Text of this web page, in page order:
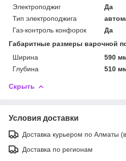
Электроподжиг
Да
Тип электроподжига
Газ-контроль конфорок
Да
Габаритные размеры варочной
Ширина
590
Глубина
510
Скрыть
Условия доставки
Доставка курьером по Алматы
Доставка по регионам